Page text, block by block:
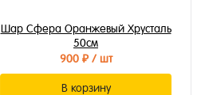
Шар Сфера Оранжевый Хрусталь
50см
900 ₽/ шт
В корзину